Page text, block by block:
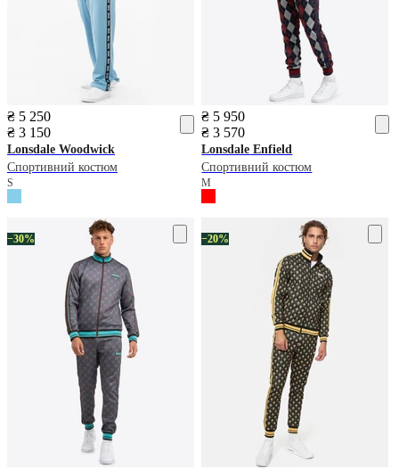
₴ 5 250
₴ 3 150
Lonsdale Woodwick
Спортивний костюм
S
₴ 5 950
₴ 3 570
Lonsdale Enfield
Спортивний костюм
M
−30% −20%